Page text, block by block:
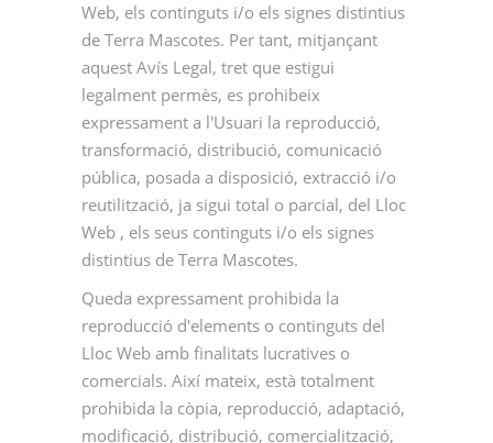
Web, els continguts i/o els signes distintius
de Terra Mascotes. Per tant, mitjançant
aquest Avís Legal, tret que estigui
legalment permès, es prohibeix
expressament a l'Usuari la reproducció,
transformació, distribució, comunicació
pública, posada a disposició, extracció i/o
reutilització, ja sigui total o parcial, del Lloc
Web , els seus continguts i/o els signes
distintius de Terra Mascotes.
Queda expressament prohibida la
reproducció d'elements o continguts del
Lloc Web amb finalitats lucratives o
comercials. Així mateix, està totalment
prohibida la còpia, reproducció, adaptació,
modificació, distribució, comercialització,